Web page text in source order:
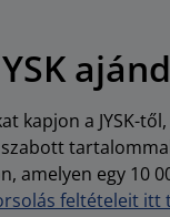
kapjon a JYSK-
amelyen egy 10
feltételeit itt